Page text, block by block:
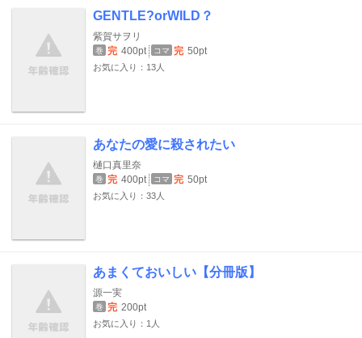
GENTLE?orWILD？
紫賀サヲリ
巻 完 400pt コマ 完 50pt
お気に入り：13人
あなたの愛に殺されたい
樋口真里奈
巻 完 400pt コマ 完 50pt
お気に入り：33人
あまくておいしい【分冊版】
源一実
巻 完 200pt
お気に入り：1人